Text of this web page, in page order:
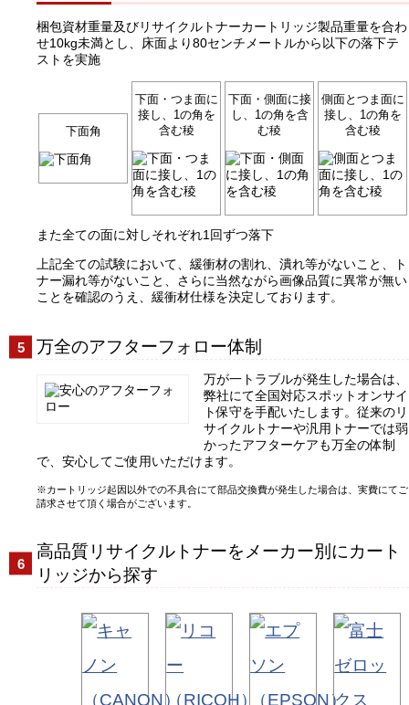
梱包資材重量及びリサイクルトナーカートリッジ製品重量を合わ
せ10kg未満とし、床面より80センチメートルから以下の落下テ
ストを実施
下面角
下面・つま面に
接し、1の角を
含む稜
下面・側面に接
し、1の角を含
む稜
側面とつま面に
接し、1の角を
含む稜
また全ての面に対しそれぞれ1回ずつ落下
上記全ての試験において、緩衝材の割れ、潰れ等がないこと、ト
ナー漏れ等がないこと、さらに当然ながら画像品質に異常が無い
ことを確認のうえ、緩衝材仕様を決定しております。
万全のアフターフォロー体制
万が一トラブルが発生した場合は、
弊社にて全国対応スポットオンサイ
ト保守を手配いたします。従来のリ
サイクルトナーや汎用トナーでは弱
かったアフターケアも万全の体制
で、安心してご使用いただけます。
カートリッジ起因以外での不具合にて部品交換費が発生した場合は、実費にてご
請求させて頂く場合がございます。
高品質リサイクルトナーをメーカー別にカート
リッジから探す